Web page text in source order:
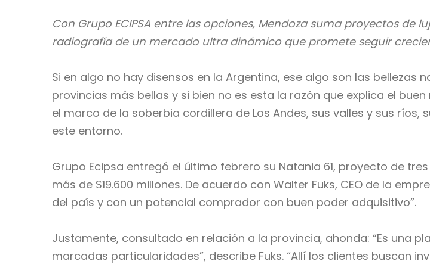
Con Grupo ECIPSA entre las opciones, Mendoza suma proyectos de
radiografía de un mercado ultra dinámico que promete seguir
Si en algo no hay disensos en la Argentina, ese algo son las bellezas
provincias más bellas y si bien no es esta la razón que explica el
el marco de la soberbia cordillera de Los Andes, sus valles y sus
este entorno.
Grupo Ecipsa entregó el último febrero su Natania 61, proyecto de
más de $19.600 millones. De acuerdo con Walter Fuks, CEO de la
del país y con un potencial comprador con buen poder adquisitivo”.
Justamente, consultado en relación a la provincia, ahonda: “Es una
marcadas particularidades”, describe Fuks. “Allí los clientes buscan